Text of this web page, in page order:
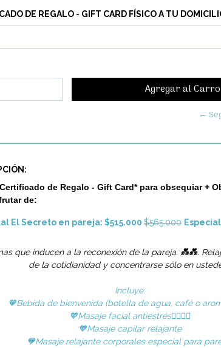
DE REGALO - GIFT CARD FÍSICO A TU
←
de Regalo - Gift Card*para obsequiar +
de:
El Secreto en pareja: $515.000 $565.000
que inducen a la reconexión de la pareja. 💑💑.
de la cotidianidad y concentrarse sólo en
Incluye:
🧡Bebida de bienvenida (botella de agua, café o
🧡Masaje facial antiestrés💆‍♀💆‍♂
🧡Masaje capilar relajante
🧡Masaje relajante corporales especial para